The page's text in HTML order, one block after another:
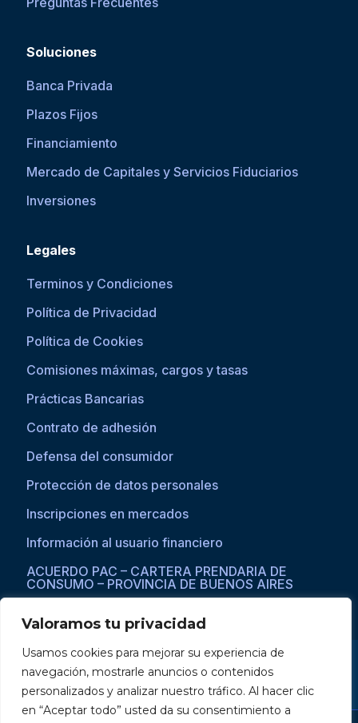
Valoramos tu privacidad
Usamos cookies para mejorar su experiencia de
navegación, mostrarle anuncios o contenidos
personalizados y analizar nuestro tráfico. Al hacer clic
en “Aceptar todo” usted da su consentimiento a
Soluciones
Banca Privada
Plazos Fijos
Financiamiento
Mercado de Capitales y Servicios Fiduciarios
Inversiones
Legales
Terminos y Condiciones
Política de Privacidad
Política de Cookies
Comisiones máximas, cargos y tasas
Prácticas Bancarias
Contrato de adhesión
Defensa del consumidor
Protección de datos personales
Inscripciones en mercados
Información al usuario financiero
ACUERDO PAC – CARTERA PRENDARIA DE
CONSUMO – PROVINCIA DE BUENOS AIRES
Si asistís a una persona con dificultades visuales para acceder a la
web, por favor ingresar a través del explorador Microsoft Edge,
donde se habilita la opción de reproducción de texto a voz